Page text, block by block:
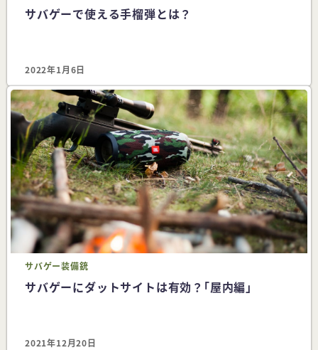
サバゲーで使える手榴弾とは？
2022年1月6日
サバゲー装備銃
サバゲーにダットサイトは有効？｢屋内編｣
2021年12月20日